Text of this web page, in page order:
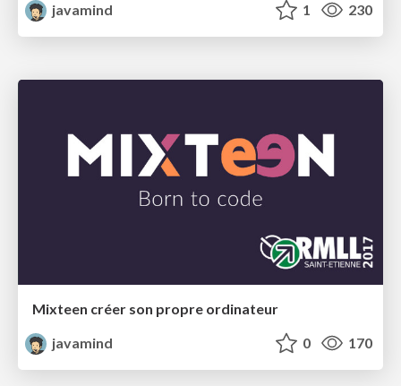
javamind
1 230
Mixteen créer son propre ordinateur
javamind
0 170